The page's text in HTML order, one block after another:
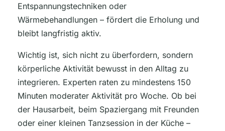
Entspannungstechniken oder
Wärmebehandlungen – fördert die Erholung und
bleibt langfristig aktiv.
Wichtig ist, sich nicht zu überfordern, sondern
körperliche Aktivität bewusst in den Alltag zu
integrieren. Experten raten zu mindestens 150
Minuten moderater Aktivität pro Woche. Ob bei
der Hausarbeit, beim Spaziergang mit Freunden
oder einer kleinen Tanzsession in der Küche –